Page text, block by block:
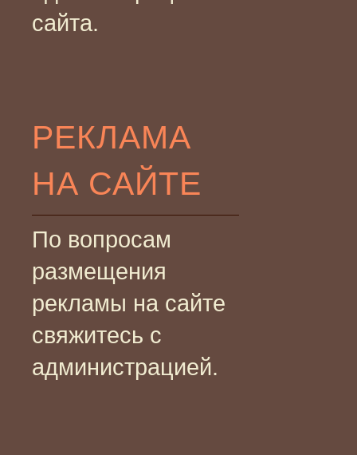
сайта.
РЕКЛАМА
НА САЙТЕ
По вопросам
размещения
рекламы на сайте
свяжитесь с
администрацией.